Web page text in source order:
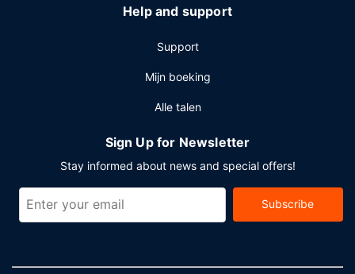
Help and support
Support
Mijn boeking
Alle talen
Sign Up for Newsletter
Stay informed about news and special offers!
Subscribe